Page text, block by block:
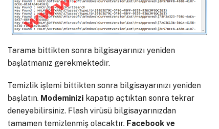
Tarama bittikten sonra bilgisayarınızı yeniden
başlatmanız gerekmektedir.
Temizlik işlemi bittikten sonra bilgisayarınızı yeniden
başlatın. Modeminizi kapatıp açtıktan sonra tekrar
deneyebilirsiniz. Flash virüsü bilgisayarınızdan
tamamen temizlenmiş olacaktır. Facebook ve